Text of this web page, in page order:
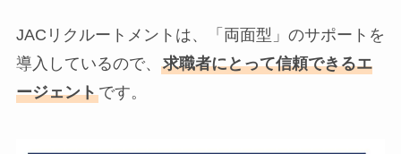
JACリクルートメントは、「両面型」のサポートを
導入しているので、 求職者にとって信頼できるエ
ージェントです。